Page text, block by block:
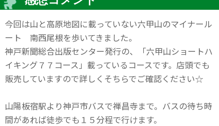
今回は山と高原地図に載っていない六甲山のマイナール
ート 南西尾根を歩いてきました。
神戸新聞総合出版センター発行の、「六甲山ショートハ
イキング７７コース」載っているコースです。店頭でも
販売していますので詳しくそちらでご確認ください☆
山陽板宿駅より神戸市バスで禅昌寺まで。バスの待ち時
間があれば徒歩でも１５分程で行けます。